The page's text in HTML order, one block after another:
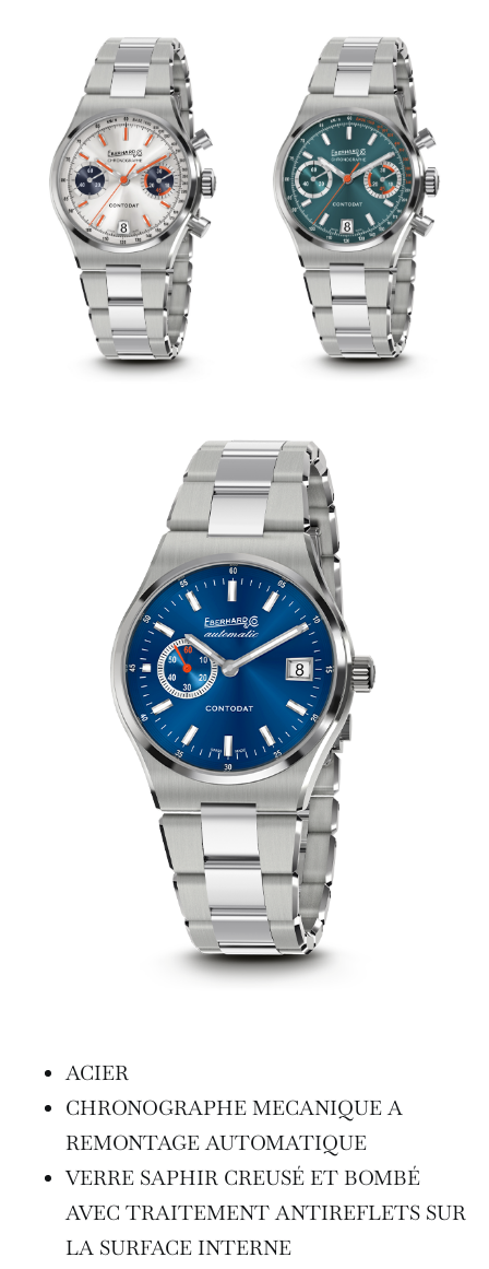
ACIER
CHRONOGRAPHE MECANIQUE A
REMONTAGE AUTOMATIQUE
VERRE SAPHIR CREUSÉ ET BOMBÉ
AVEC TRAITEMENT ANTIREFLETS SUR
LA SURFACE INTERNE